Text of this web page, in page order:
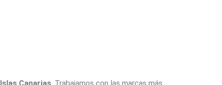
Islas Canarias. Trabajamos con las marcas más